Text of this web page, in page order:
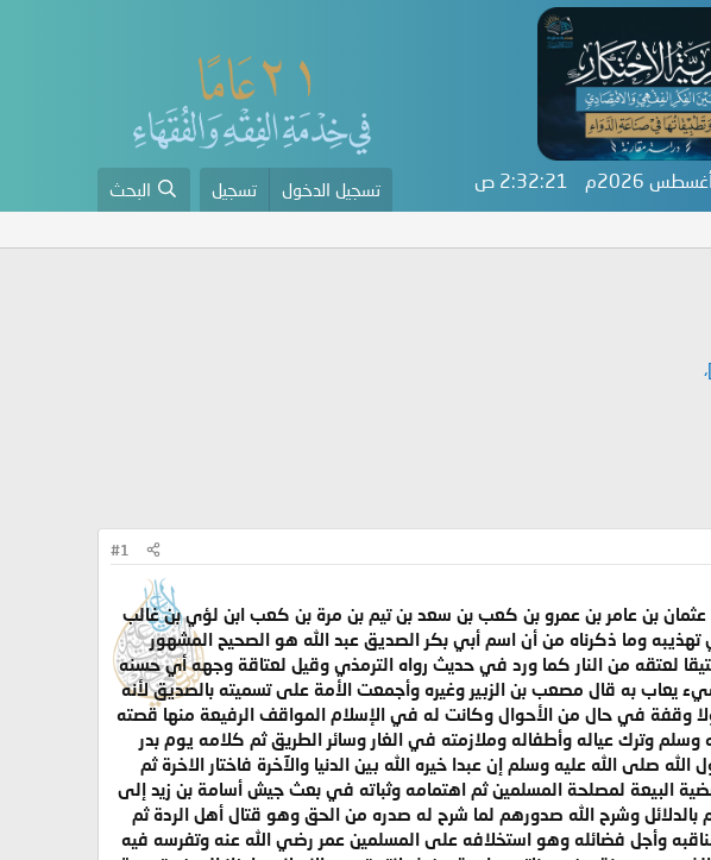
2:32:21 ص تسجيل الدخول تسجيل البحث
#1
عثمان بن عامر بن عمرو بن كعب بن سعد بن تيم بن مرة بن كعب ابن لؤي بن غالب
وما ذكرناه من أن اسم أبي بكر الصديق عبد الله هو الصحيح المشهور
لعتقه من النار كما ورد في حديث رواه الترمذي وقيل لعتاقة وجهه أي حسنه
يعاب به قال مصعب بن الزبير وغيره وأجمعت الأمة على تسميته بالصديق لأنه
وقفة في حال من الأحوال وكانت له في الإسلام المواقف الرفيعة منها قصته
وترك عياله وأطفاله وملازمته في الغار وسائر الطريق ثم كلامه يوم بدر
صلى الله عليه وسلم إن عبدا خيره الله بين الدنيا والآخرة فاختار الاخرة ثم
البيعة لمصلحة المسلمين ثم اهتمامه وثباته في بعث جيش أسامة بن زيد إلى
وشرح الله صدورهم لما شرح له صدره من الحق وهو قتال أهل الردة ثم
وأجل فضائله وهو استخلافه على المسلمين عمر رضي الله عنه وتفرسه فيه